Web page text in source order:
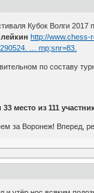
Кубок Волги
http://
… mp;snr=83.
по составу
место из 111
за Воронеж! Вперед,